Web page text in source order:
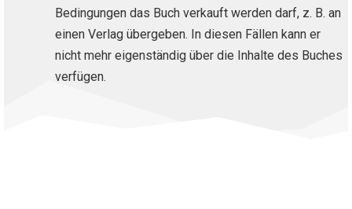
Bedingungen das Buch verkauft werden darf, z. B. an
einen Verlag übergeben. In diesen Fällen kann er
nicht mehr eigenständig über die Inhalte des Buches
verfügen.